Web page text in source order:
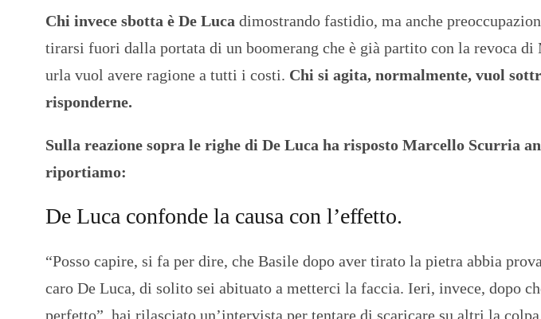
Chi invece sbotta è De Luca dimostrando fastidio, ma anche
tirarsi fuori dalla portata di un boomerang che è già partito con la revoca di
urla vuol avere ragione a tutti i costi. Chi si agita, normalmente, vuol
risponderne.
Sulla reazione sopra le righe di De Luca ha risposto Marcello Scurria
riportiamo:
De Luca confonde la causa con l’effetto.
“Posso capire, si fa per dire, che Basile dopo aver tirato la pietra abbia
caro De Luca, di solito sei abituato a metterci la faccia. Ieri, invece, dopo
perfetto”, hai rilasciato un’intervista per tentare di scaricare su altri la colpa